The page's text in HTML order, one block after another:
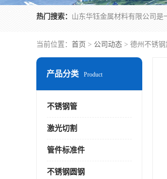
热门搜索：
当前位置： 首页 > 公司动态 > 德州不锈钢
产品分类 Product
不锈钢管
激光切割
管件标准件
不锈钢圆钢